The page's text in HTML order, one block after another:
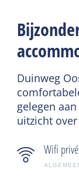
Duinweg
gelegen
uitzicht
Wifi privé